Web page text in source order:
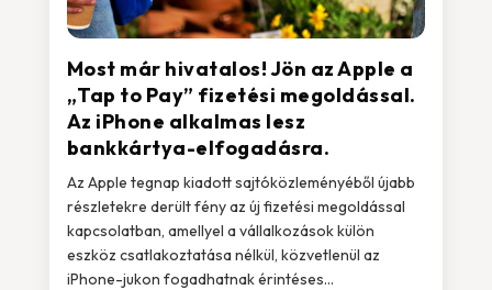
Most már hivatalos! Jön az Apple a
„Tap to Pay” fizetési megoldással.
Az iPhone alkalmas lesz
bankkártya-elfogadásra.
Az Apple tegnap kiadott sajtóközleményéből újabb
részletekre derült fény az új fizetési megoldással
kapcsolatban, amellyel a vállalkozások külön
eszköz csatlakoztatása nélkül, közvetlenül az
iPhone-jukon fogadhatnak érintéses...